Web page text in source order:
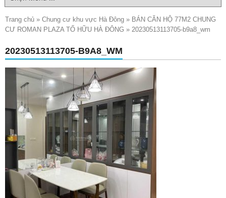
Trang chủ » Chung cư khu vực Hà Đông » BÁN CĂN HỘ 77M2 CHUNG
CƯ ROMAN PLAZA TỐ HỮU HÀ ĐÔNG » 20230513113705-b9a8_wm
20230513113705-B9A8_WM